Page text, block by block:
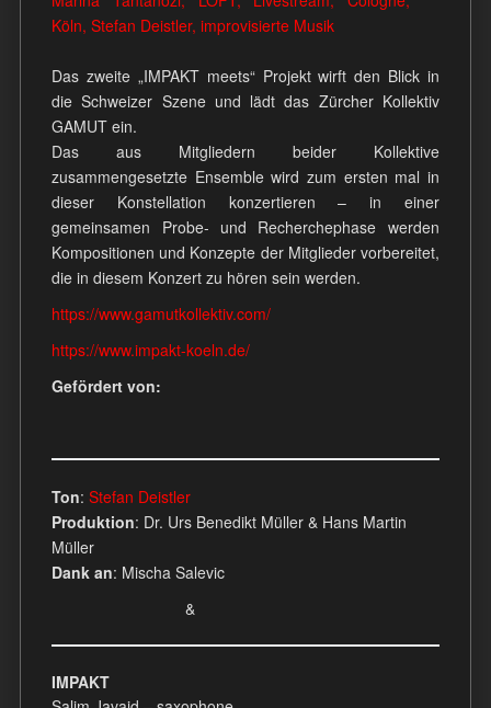
Das zweite „IMPAKT meets“ Projekt wirft den Blick in
die Schweizer Szene und lädt das Zürcher Kollektiv
GAMUT ein.
Das aus Mitgliedern beider Kollektive
zusammengesetzte Ensemble wird zum ersten mal in
dieser Konstellation konzertieren – in einer
gemeinsamen Probe- und Recherchephase werden
Kompositionen und Konzepte der Mitglieder vorbereitet,
die in diesem Konzert zu hören sein werden.
https://www.gamutkollektiv.com/
https://www.impakt-koeln.de/
Gefördert von:
Ton:Stefan Deistler
Produktion: Dr. Urs Benedikt Müller & Hans Martin
Müller
Dank an: Mischa Salevic
&
IMPAKT